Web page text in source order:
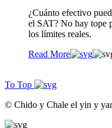
¿Cuánto efectivo
el SAT? No hay tope
los límites reales.
Read More
To Top
© Chido y Chale el yin y